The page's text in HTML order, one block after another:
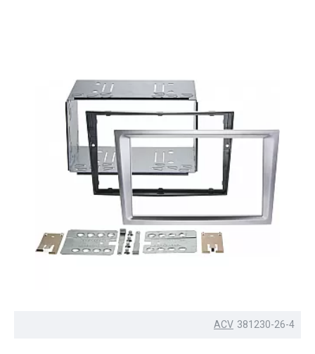
ACV 381230-26-4